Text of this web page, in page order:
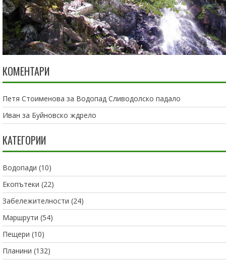
КОМЕНТАРИ
Петя Стоименова за Водопад Сливодолско падало
Иван за Буйновско ждрело
КАТЕГОРИИ
Водопади (10)
Екопътеки (22)
Забележителности (24)
Маршрути (54)
Пещери (10)
Планини (132)